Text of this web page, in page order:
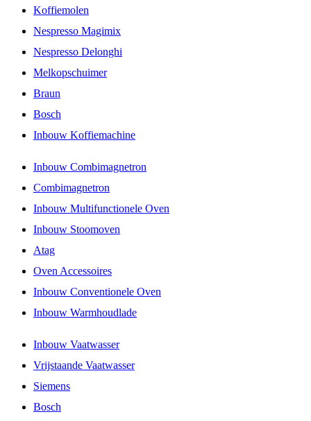
Koffiemolen
Nespresso Magimix
Nespresso Delonghi
Melkopschuimer
Braun
Bosch
Inbouw Koffiemachine
Inbouw Combimagnetron
Combimagnetron
Inbouw Multifunctionele Oven
Inbouw Stoomoven
Atag
Oven Accessoires
Inbouw Conventionele Oven
Inbouw Warmhoudlade
Inbouw Vaatwasser
Vrijstaande Vaatwasser
Siemens
Bosch